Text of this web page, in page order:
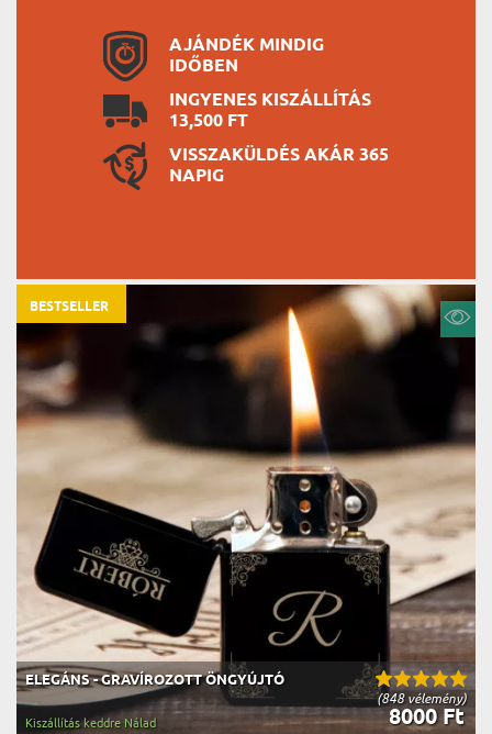
AJÁNDÉK MINDIG
IDŐBEN
INGYENES KISZÁLLÍTÁS
13,500 FT
VISSZAKÜLDÉS AKÁR 365
NAPIG
(848 vélemény)
ELEGÁNS - GRAVÍROZOTT ÖNGYÚJTÓ
8000 Ft
Kiszállítás keddre Nálad
BESTSELLER